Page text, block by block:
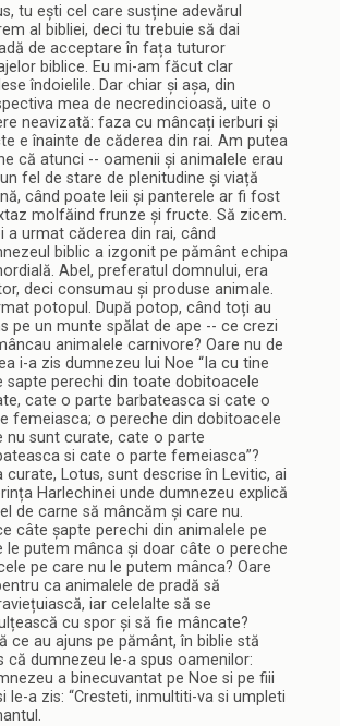
tu ești cel care susține adevărul
al bibliei, deci tu trebuie să dai
de acceptare în fața tuturor
biblice. Eu mi-am făcut clar
îndoielile. Dar chiar și așa, din
mea de necredincioasă, uite o
neavizată: faza cu mâncați ierburi și
e înainte de căderea din rai. Am putea
că atunci -- oamenii și animalele erau
fel de stare de plenitudine și viață
când poate leii și panterele ar fi fost
molfăind frunze și fructe. Să zicem.
a urmat căderea din rai, când
biblic a izgonit pe pământ echipa
Abel, preferatul domnului, era
deci consumau și produse animale.
potopul. După potop, când toți au
pe un munte spălat de ape -- ce crezi
animalele carnivore? Oare nu de
i-a zis dumnezeu lui Noe “Ia cu tine
sapte perechi din toate dobitoacele
cate o parte barbateasca si cate o
femeiasca; o pereche din dobitoacele
nu sunt curate, cate o parte
si cate o parte femeiasca”?
curate, Lotus, sunt descrise în Levitic, ai
Harlechinei unde dumnezeu explică
de carne să mâncăm și care nu.
câte șapte perechi din animalele pe
le putem mânca și doar câte o pereche
pe care nu le putem mânca? Oare
ca animalele de pradă să
iar celelalte să se
cu spor și să fie mâncate?
ce au ajuns pe pământ, în biblie stă
că dumnezeu le-a spus oamenilor:
a binecuvantat pe Noe si pe fiii
le-a zis: “Cresteti, inmultiti-va si umpleti